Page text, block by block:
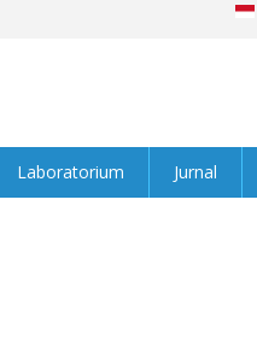
Laboratorium Jurnal